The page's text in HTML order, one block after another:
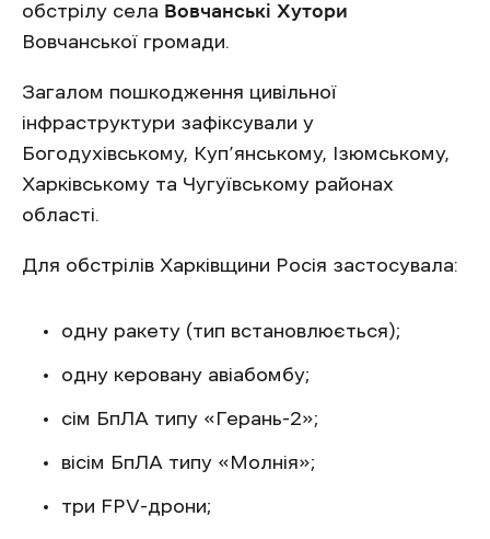
обстрілу села Вовчанські Хутори
Вовчанської громади.
Загалом пошкодження цивільної
інфраструктури зафіксували у
Богодухівському, Куп’янському, Ізюмському,
Харківському та Чугуївському районах
області.
Для обстрілів Харківщини Росія застосувала:
одну ракету (тип встановлюється);
одну керовану авіабомбу;
сім БпЛА типу «Герань-2»;
вісім БпЛА типу «Молнія»;
три FPV-дрони;